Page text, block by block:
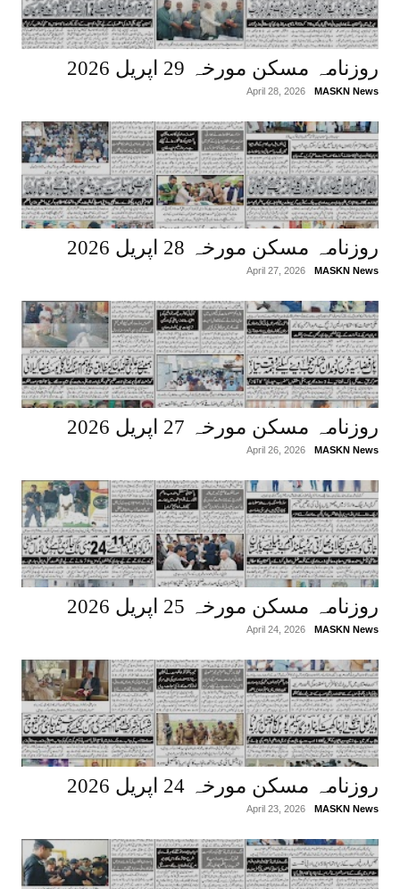
روزنامہ مسکن مورخہ 29 اپریل 2026
MASKN News
April 28, 2026
روزنامہ مسکن مورخہ 28 اپریل 2026
MASKN News
April 27, 2026
روزنامہ مسکن مورخہ 27 اپریل 2026
MASKN News
April 26, 2026
روزنامہ مسکن مورخہ 25 اپریل 2026
MASKN News
April 24, 2026
روزنامہ مسکن مورخہ 24 اپریل 2026
MASKN News
April 23, 2026